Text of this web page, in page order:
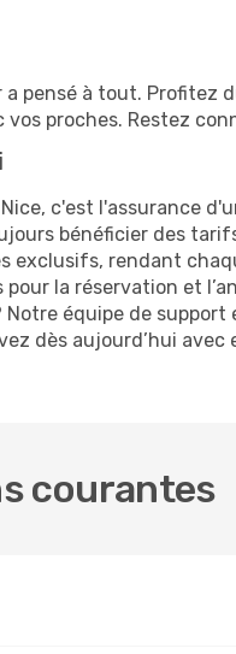
pensé à tout. Profitez
proches. Restez
c'est l'assurance
bénéficier des
exclusifs, rendant
la réservation et
équipe de
dès aujourd’hui
courantes